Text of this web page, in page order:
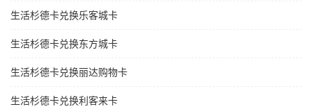
生活杉德卡兑换乐客城卡
生活杉德卡兑换东方城卡
生活杉德卡兑换丽达购物卡
生活杉德卡兑换利客来卡